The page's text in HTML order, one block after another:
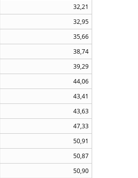
32,21
32,95
35,66
38,74
39,29
44,06
43,41
43,63
47,33
50,91
50,87
50,90